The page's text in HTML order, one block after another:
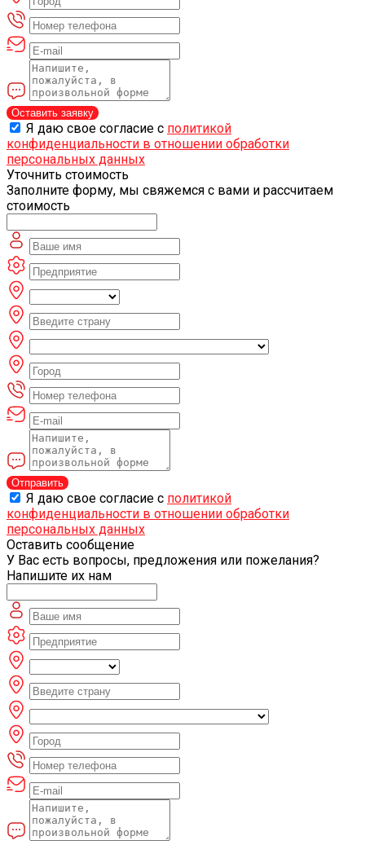
Оставить заявку
Я даю свое согласие с политикой
конфиденциальности в отношении обработки
персональных данных
Уточнить стоимость
Заполните форму, мы свяжемся с вами и рассчитаем
стоимость
Отправить
Я даю свое согласие с политикой
конфиденциальности в отношении обработки
персональных данных
Оставить сообщение
У Вас есть вопросы, предложения или пожелания?
Напишите их нам